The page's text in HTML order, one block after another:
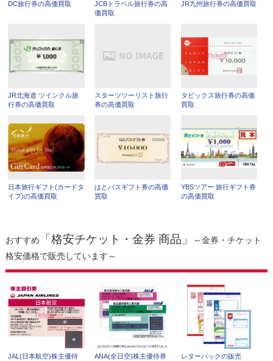
DC旅行券の高価買取
JCBトラベル旅行券の高
価買取
JR九州旅行券の高価買取
JR北海道 ツインクル旅
行券の高価買取
スターツツーリスト旅行
券の高価買取
タビックス旅行券の高価
買取
日本旅行ギフト(カードタ
イプ)の高価買取
はとバスギフト券の高価
買取
YBSツアー 旅行ギフト券
の高価買取
おすすめ 「格安チケット・金券 商品」
～金券・チケット
格安価格で販売しています～
JAL(日本航空)株主優待
ANA(全日空)株主優待券
レターパックの販売